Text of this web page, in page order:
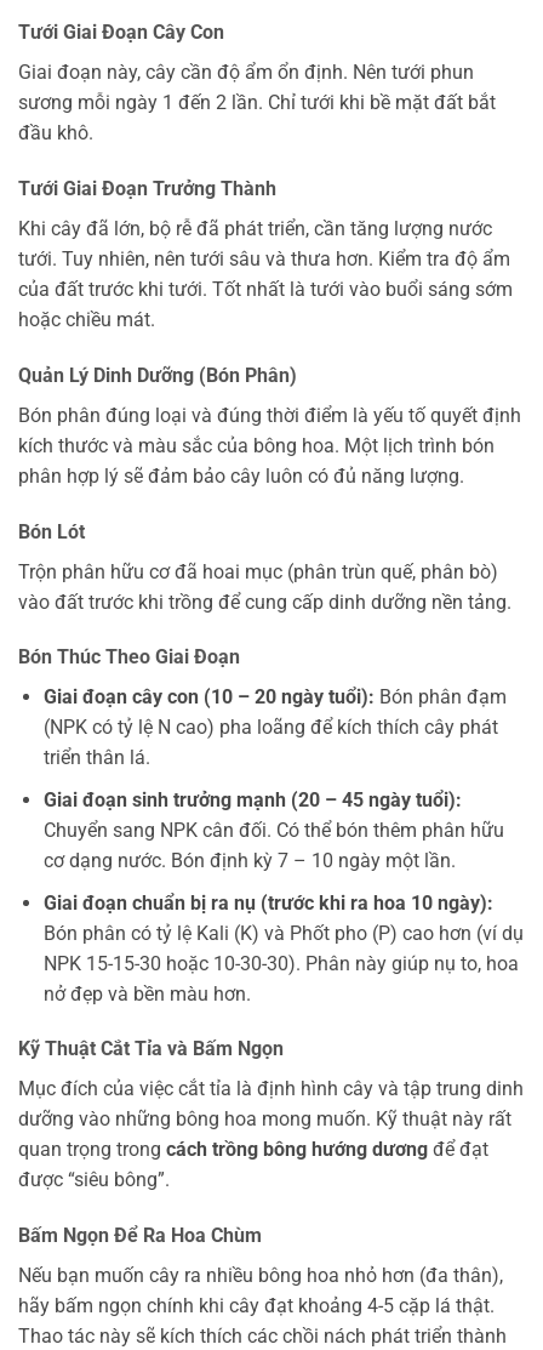
Tưới Giai Đoạn Cây Con
Giai đoạn này, cây cần độ ẩm ổn định. Nên tưới phun
sương mỗi ngày 1 đến 2 lần. Chỉ tưới khi bề mặt đất bắt
đầu khô.
Tưới Giai Đoạn Trưởng Thành
Khi cây đã lớn, bộ rễ đã phát triển, cần tăng lượng nước
tưới. Tuy nhiên, nên tưới sâu và thưa hơn. Kiểm tra độ ẩm
của đất trước khi tưới. Tốt nhất là tưới vào buổi sáng sớm
hoặc chiều mát.
Quản Lý Dinh Dưỡng (Bón Phân)
Bón phân đúng loại và đúng thời điểm là yếu tố quyết định
kích thước và màu sắc của bông hoa. Một lịch trình bón
phân hợp lý sẽ đảm bảo cây luôn có đủ năng lượng.
Bón Lót
Trộn phân hữu cơ đã hoai mục (phân trùn quế, phân bò)
vào đất trước khi trồng để cung cấp dinh dưỡng nền tảng.
Bón Thúc Theo Giai Đoạn
Giai đoạn cây con (10 – 20 ngày tuổi): Bón phân đạm
(NPK có tỷ lệ N cao) pha loãng để kích thích cây phát
triển thân lá.
Giai đoạn sinh trưởng mạnh (20 – 45 ngày tuổi):
Chuyển sang NPK cân đối. Có thể bón thêm phân hữu
cơ dạng nước. Bón định kỳ 7 – 10 ngày một lần.
Giai đoạn chuẩn bị ra nụ (trước khi ra hoa 10 ngày):
Bón phân có tỷ lệ Kali (K) và Phốt pho (P) cao hơn (ví dụ
NPK 15-15-30 hoặc 10-30-30). Phân này giúp nụ to, hoa
nở đẹp và bền màu hơn.
Kỹ Thuật Cắt Tỉa và Bấm Ngọn
Mục đích của việc cắt tỉa là định hình cây và tập trung dinh
dưỡng vào những bông hoa mong muốn. Kỹ thuật này rất
quan trọng trong cách trồng bông hướng dương để đạt
được “siêu bông”.
Bấm Ngọn Để Ra Hoa Chùm
Nếu bạn muốn cây ra nhiều bông hoa nhỏ hơn (đa thân),
hãy bấm ngọn chính khi cây đạt khoảng 4-5 cặp lá thật.
Thao tác này sẽ kích thích các chồi nách phát triển thành